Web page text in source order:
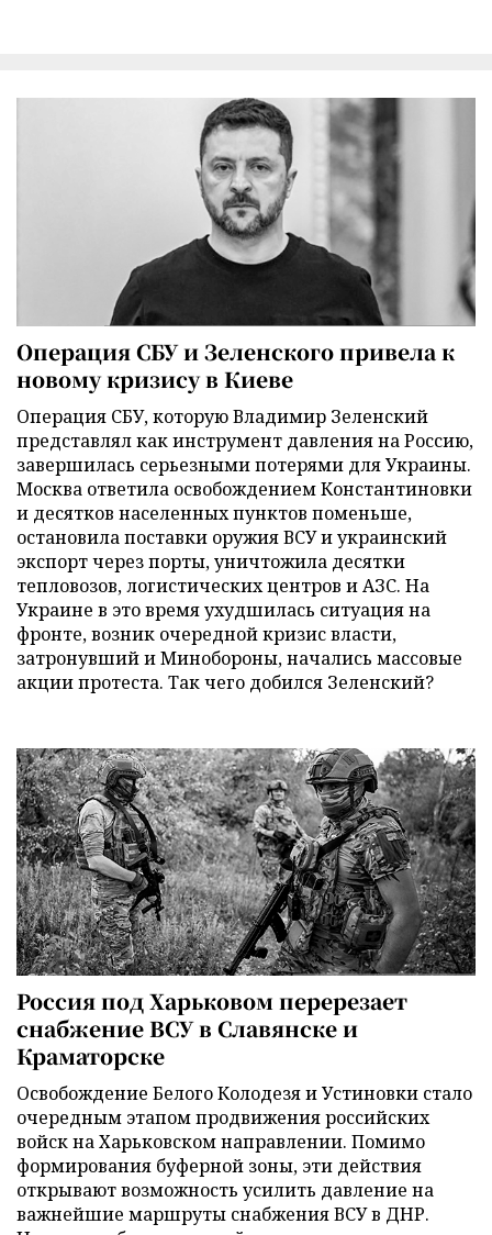
Операция СБУ и Зеленского привела к
новому кризису в Киеве
Операция СБУ, которую Владимир Зеленский
представлял как инструмент давления на Россию,
завершилась серьезными потерями для Украины.
Москва ответила освобождением Константиновки
и десятков населенных пунктов поменьше,
остановила поставки оружия ВСУ и украинский
экспорт через порты, уничтожила десятки
тепловозов, логистических центров и АЗС. На
Украине в это время ухудшилась ситуация на
фронте, возник очередной кризис власти,
затронувший и Минобороны, начались массовые
акции протеста. Так чего добился Зеленский?
Россия под Харьковом перерезает
снабжение ВСУ в Славянске и
Краматорске
Освобождение Белого Колодезя и Устиновки стало
очередным этапом продвижения российских
войск на Харьковском направлении. Помимо
формирования буферной зоны, эти действия
открывают возможность усилить давление на
важнейшие маршруты снабжения ВСУ в ДНР.